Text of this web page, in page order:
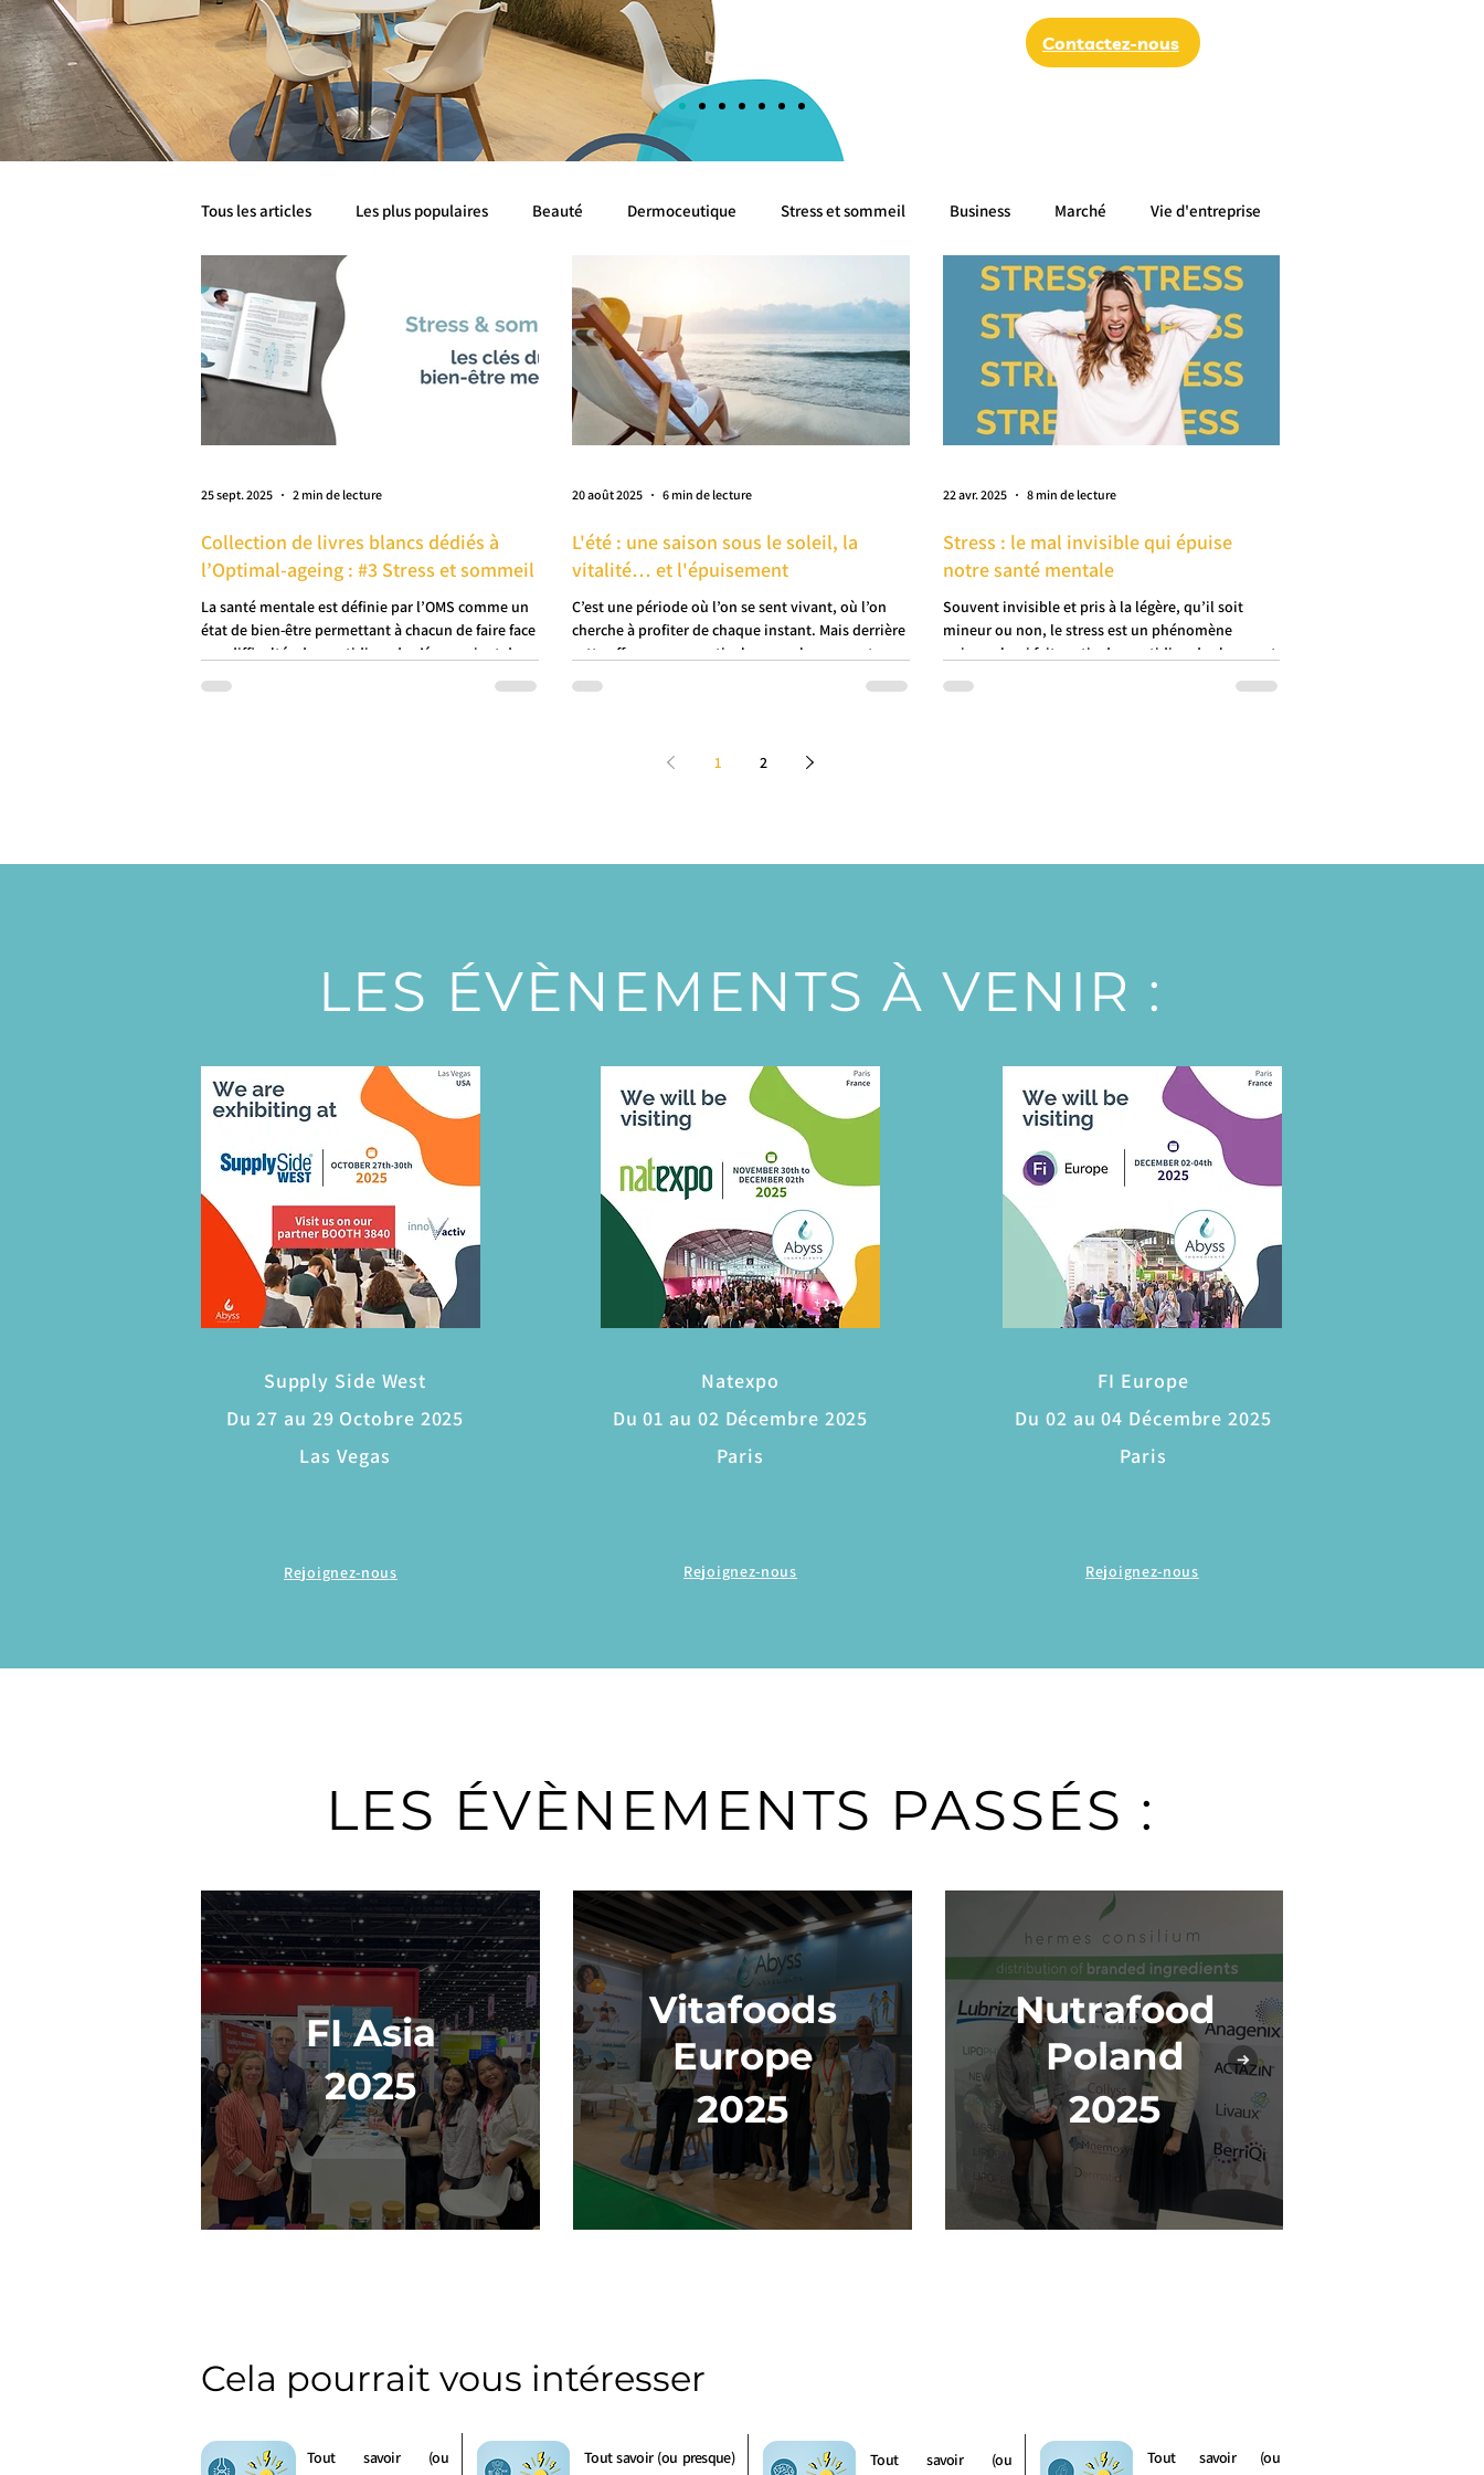
Contactez-nous
Tous les articles Les plus populaires Beauté Dermoceutique Stress et sommeil Business Marché Vie d'entreprise
Santé métabolique Evénements Algues Mer Cancer du sein Santé des femmes
Livre Blanc Livre Blancs Livres Blancs
Collection de livres blancs dédiés à
l’Optimal-ageing : #3 Stress et sommeil
La santé mentale est définie par l’OMS comme un
état de bien-être permettant à chacun de faire face
aux difficultés du quotidien, de s’épanouir et de
25 sept. 2025 2 min de lecture
L'été : une saison sous le soleil, la
vitalité… et l'épuisement
C’est une période où l’on se sent vivant, où l’on
cherche à profiter de chaque instant. Mais derrière
cette effervescence estivale, se cache souvent un
20 août 2025 6 min de lecture
Stress : le mal invisible qui épuise
notre santé mentale
Souvent invisible et pris à la légère, qu’il soit
mineur ou non, le stress est un phénomène
universel qui fait partie du quotidien de chacun et
22 avr. 2025 8 min de lecture
1 2
LES ÉVÈNEMENTS À VENIR :
Supply Side West
Du 27 au 29 Octobre 2025
Las Vegas
Rejoignez-nous
Natexpo
Du 01 au 02 Décembre 2025
Paris
Rejoignez-nous
FI Europe
Du 02 au 04 Décembre 2025
Paris
Rejoignez-nous
LES ÉVÈNEMENTS PASSÉS :
FI Asia
2025
Vitafoods
Europe
2025
Nutrafood
Poland
2025
Cela pourrait vous intéresser
Tout savoir (ou
Tout savoir (ou presque)
Tout savoir (ou
Tout savoir (ou